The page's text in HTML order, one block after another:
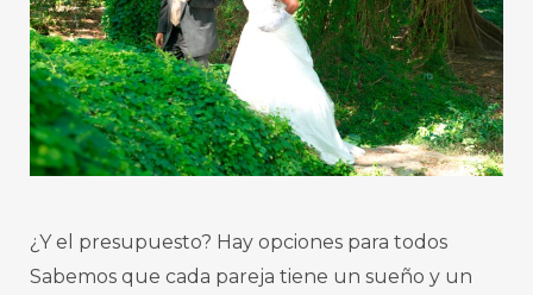
¿Y el presupuesto? Hay opciones para todos
Sabemos que cada pareja tiene un sueño y un